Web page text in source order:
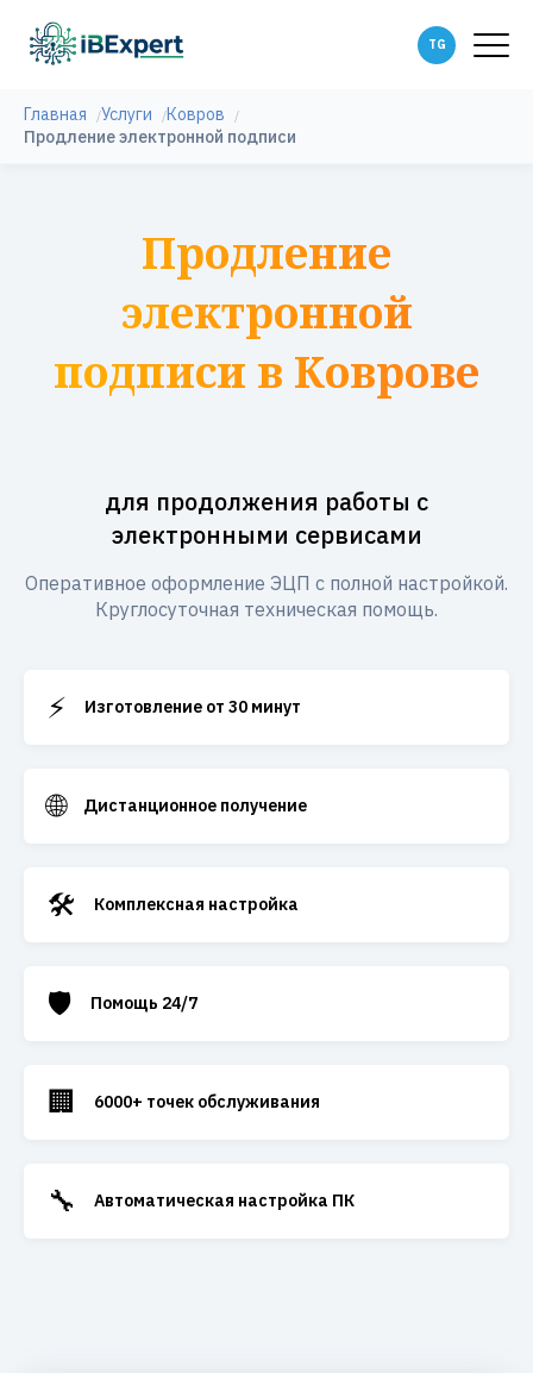
Главная Услуги
Ковров
Продление электронной подписи
Продление
электронной
подписи в Коврове
для продолжения работы с
электронными сервисами
Оперативное оформление ЭЦП с полной настройкой.
Круглосуточная техническая помощь.
⚡ Изготовление от 30 минут
🌐 Дистанционное получение
🛠️ Комплексная настройка
🛡️ Помощь 24/7
🏢 6000+ точек обслуживания
🔧 Автоматическая настройка ПК